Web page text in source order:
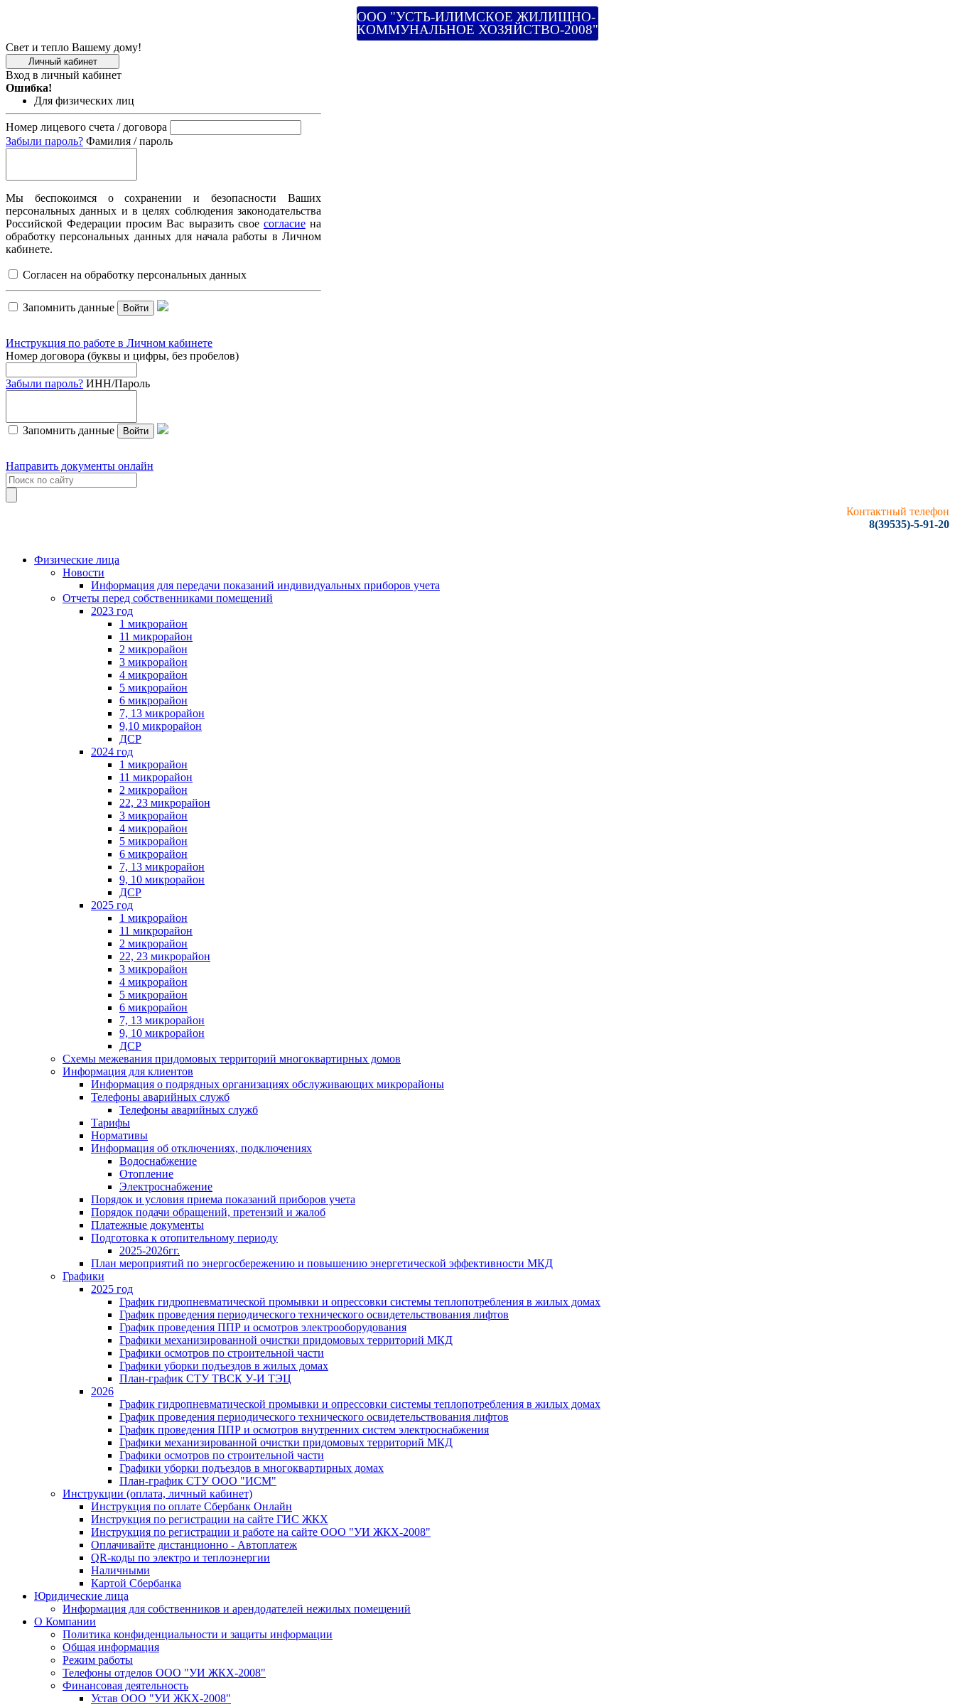
ООО "УСТЬ-ИЛИМСКОЕ ЖИЛИЩНО-
КОММУНАЛЬНОЕ ХОЗЯЙСТВО-2008"
Свет и тепло Вашему дому!
Личный кабинет
Вход в личный кабинет
Ошибка!
Для физических лиц
Номер лицевого счета / договора
Забыли пароль? Фамилия / пароль
Мы беспокоимся о сохранении и безопасности Ваших
персональных данных и в целях соблюдения законодательства
Российской Федерации просим Вас выразить свое согласиена
обработку персональных данных для начала работы в Личном
кабинете.
Согласен на обработку персональных данных
Запомнить данные Войти
Инструкция по работе в Личном кабинете
Номер договора (буквы и цифры, без пробелов)
Забыли пароль? ИНН/Пароль
Запомнить данные Войти
Направить документы онлайн
Контактный телефон
8(39535)-5-91-20
Физические лица
Новости
Информация для передачи показаний индивидуальных приборов учета
Отчеты перед собственниками помещений
2023 год
1 микрорайон
11 микрорайон
2 микрорайон
3 микрорайон
4 микрорайон
5 микрорайон
6 микрорайон
7, 13 микрорайон
9,10 микрорайон
ДСР
2024 год
1 микрорайон
11 микрорайон
2 микрорайон
22, 23 микрорайон
3 микрорайон
4 микрорайон
5 микрорайон
6 микрорайон
7, 13 микрорайон
9, 10 микрорайон
ДСР
2025 год
1 микрорайон
11 микрорайон
2 микрорайон
22, 23 микрорайон
3 микрорайон
4 микрорайон
5 микрорайон
6 микрорайон
7, 13 микрорайон
9, 10 микрорайон
ДСР
Схемы межевания придомовых территорий многоквартирных домов
Информация для клиентов
Информация о подрядных организациях обслуживающих микрорайоны
Телефоны аварийных служб
Телефоны аварийных служб
Тарифы
Нормативы
Информация об отключениях, подключениях
Водоснабжение
Отопление
Электроснабжение
Порядок и условия приема показаний приборов учета
Порядок подачи обращений, претензий и жалоб
Платежные документы
Подготовка к отопительному периоду
2025-2026гг.
План мероприятий по энергосбережению и повышению энергетической эффективности МКД
Графики
2025 год
График гидропневматической промывки и опрессовки системы теплопотребления в жилых домах
График проведения периодического технического освидетельствования лифтов
График проведения ППР и осмотров электрооборудования
Графики механизированной очистки придомовых территорий МКД
Графики осмотров по строительной части
Графики уборки подъездов в жилых домах
План-график СТУ ТВСК У-И ТЭЦ
2026
График гидропневматической промывки и опрессовки системы теплопотребления в жилых домах
График проведения периодического технического освидетельствования лифтов
График проведения ППР и осмотров внутренних систем электроснабжения
Графики механизированной очистки придомовых территорий МКД
Графики осмотров по строительной части
Графики уборки подъездов в многоквартирных домах
План-график СТУ ООО "ИСМ"
Инструкции (оплата, личный кабинет)
Инструкция по оплате Сбербанк Онлайн
Инструкция по регистрации на сайте ГИС ЖКХ
Инструкция по регистрации и работе на сайте ООО "УИ ЖКХ-2008"
Оплачивайте дистанционно - Автоплатеж
QR-коды по электро и теплоэнергии
Наличными
Картой Сбербанка
Юридические лица
Информация для собственников и арендодателей нежилых помещений
О Компании
Политика конфиденциальности и защиты информации
Общая информация
Режим работы
Телефоны отделов ООО "УИ ЖКХ-2008"
Финансовая деятельность
Устав ООО "УИ ЖКХ-2008"